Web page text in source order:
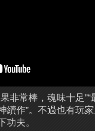
非常棒，魂味十足
續作”。不過也有玩
功夫。